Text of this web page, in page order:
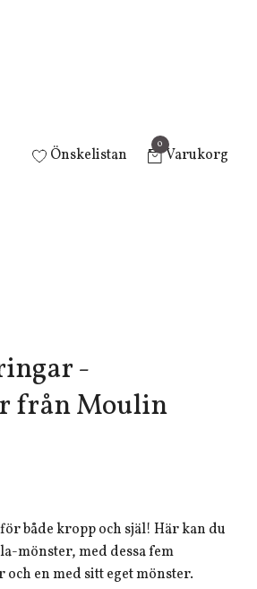
Önskelistan
0
Varukorg
-
från Moulin
både kropp och själ! Här kan du
mönster, med dessa fem
en med sitt eget mönster.